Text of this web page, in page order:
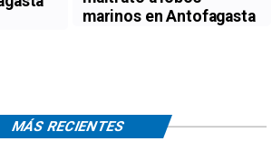
marinos en Antofagasta
MÁS RECIENTES